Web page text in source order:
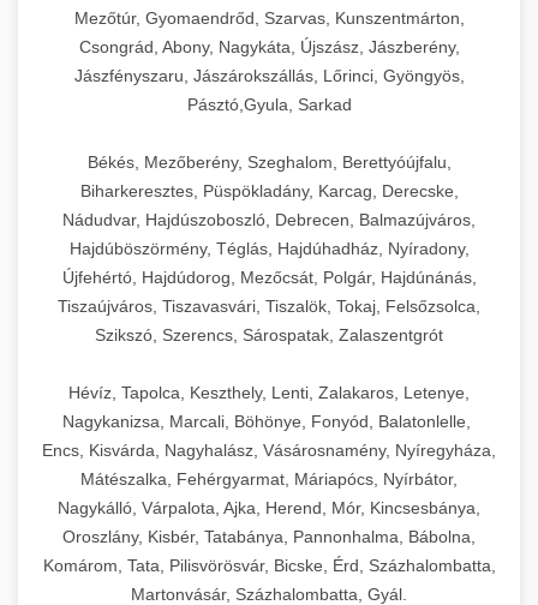
Mezőtúr, Gyomaendrőd, Szarvas, Kunszentmárton,
Csongrád, Abony, Nagykáta, Újszász, Jászberény,
Jászfényszaru, Jászárokszállás, Lőrinci, Gyöngyös,
Pásztó,Gyula, Sarkad
Békés, Mezőberény, Szeghalom, Berettyóújfalu,
Biharkeresztes, Püspökladány, Karcag, Derecske,
Nádudvar, Hajdúszoboszló, Debrecen, Balmazújváros,
Hajdúböszörmény, Téglás, Hajdúhadház, Nyíradony,
Újfehértó, Hajdúdorog, Mezőcsát, Polgár, Hajdúnánás,
Tiszaújváros, Tiszavasvári, Tiszalök, Tokaj, Felsőzsolca,
Szikszó, Szerencs, Sárospatak, Zalaszentgrót
Hévíz, Tapolca, Keszthely, Lenti, Zalakaros, Letenye,
Nagykanizsa, Marcali, Böhönye, Fonyód, Balatonlelle,
Encs, Kisvárda, Nagyhalász, Vásárosnamény, Nyíregyháza,
Mátészalka, Fehérgyarmat, Máriapócs, Nyírbátor,
Nagykálló, Várpalota, Ajka, Herend, Mór, Kincsesbánya,
Oroszlány, Kisbér, Tatabánya, Pannonhalma, Bábolna,
Komárom, Tata, Pilisvörösvár, Bicske, Érd, Százhalombatta,
Martonvásár, Százhalombatta, Gyál.